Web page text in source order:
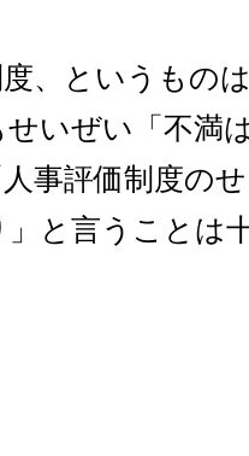
、というもの
いぜい「不満
事評価制度の
と言うことは